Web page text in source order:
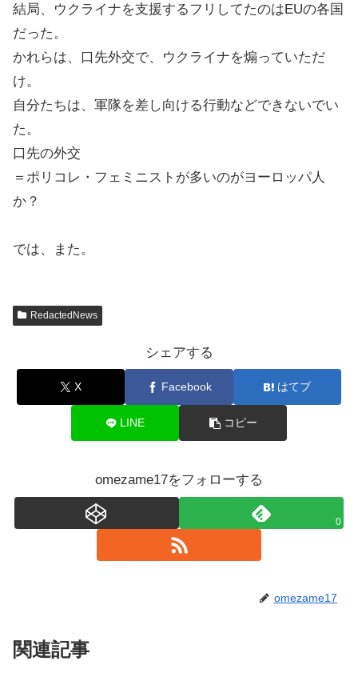
結局、ウクライナを支援するフリしてたのはEUの各国
だった。
かれらは、口先外交で、ウクライナを煽っていただ
け。
自分たちは、軍隊を差し向ける行動などできないでい
た。
口先の外交
＝ポリコレ・フェミニストが多いのがヨーロッパ人
か？
では、また。
RedactedNews
シェアする
X Facebook はてブ
LINE コピー
omezame17をフォローする
0
omezame17
関連記事